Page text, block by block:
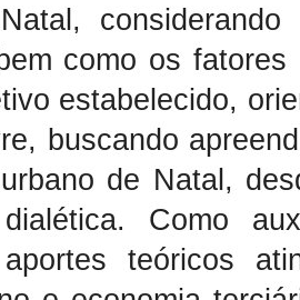
como os
estabelecido,
buscando
de Natal,
dialética. Como
aportes teóricos